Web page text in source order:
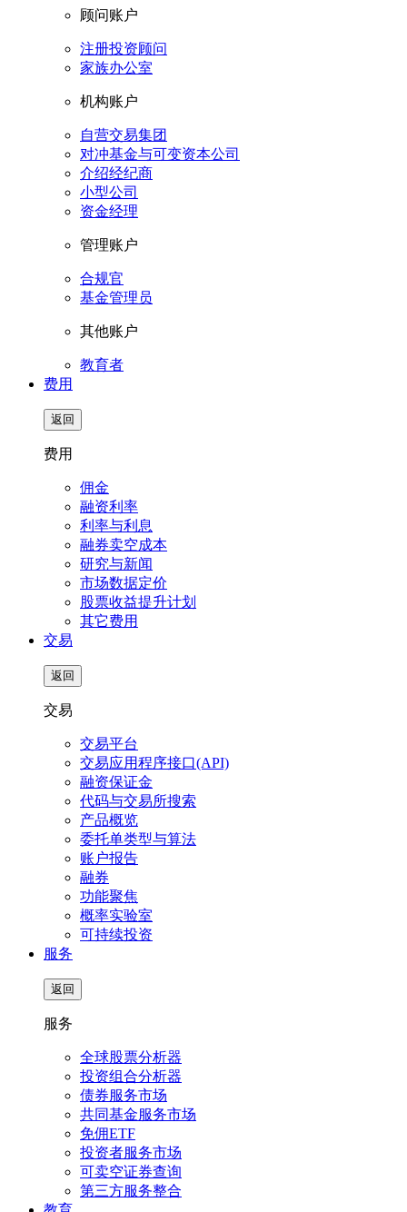
顾问账户
注册投资顾问
家族办公室
机构账户
自营交易集团
对冲基金与可变资本公司
介绍经纪商
小型公司
资金经理
管理账户
合规官
基金管理员
其他账户
教育者
费用
返回
费用
佣金
融资利率
利率与利息
融券卖空成本
研究与新闻
市场数据定价
股票收益提升计划
其它费用
交易
返回
交易
交易平台
交易应用程序接口(API)
融资保证金
代码与交易所搜索
产品概览
委托单类型与算法
账户报告
融券
功能聚焦
概率实验室
可持续投资
服务
返回
服务
全球股票分析器
投资组合分析器
债券服务市场
共同基金服务市场
免佣ETF
投资者服务市场
可卖空证券查询
第三方服务整合